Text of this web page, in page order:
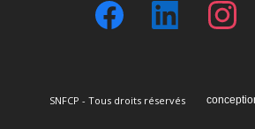
SNFCP - Tous droits réservés